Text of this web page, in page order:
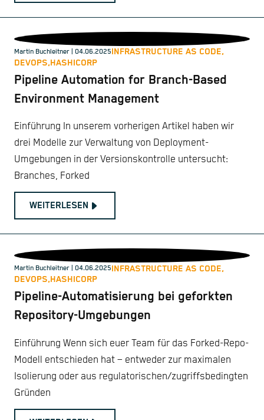
Martin Buchleitner | 04.06.2025INFRASTRUCTURE AS CODE,
DEVOPS,HASHICORP
Pipeline Automation for Branch-Based
Environment Management
Einführung In unserem vorherigen Artikel haben wir
drei Modelle zur Verwaltung von Deployment-
Umgebungen in der Versionskontrolle untersucht:
Branches, Forked
WEITERLESEN
Martin Buchleitner | 04.06.2025INFRASTRUCTURE AS CODE,
DEVOPS,HASHICORP
Pipeline-Automatisierung bei geforkten
Repository-Umgebungen
Einführung Wenn sich euer Team für das Forked-Repo-
Modell entschieden hat – entweder zur maximalen
Isolierung oder aus regulatorischen/zugriffsbedingten
Gründen